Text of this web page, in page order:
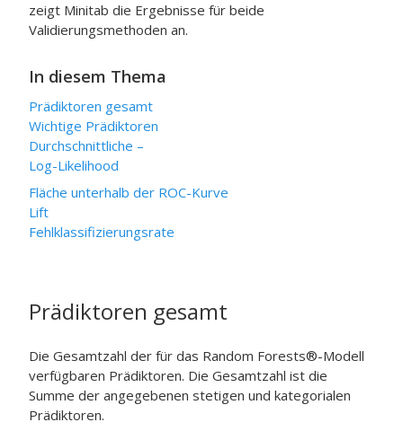
zeigt Minitab die Ergebnisse für beide
Validierungsmethoden an.
In diesem Thema
Prädiktoren gesamt
Wichtige Prädiktoren
Durchschnittliche –
Log-Likelihood
Fläche unterhalb der ROC-Kurve
Lift
Fehlklassifizierungsrate
Prädiktoren gesamt
Die Gesamtzahl der für das Random Forests®-Modell
verfügbaren Prädiktoren. Die Gesamtzahl ist die
Summe der angegebenen stetigen und kategorialen
Prädiktoren.